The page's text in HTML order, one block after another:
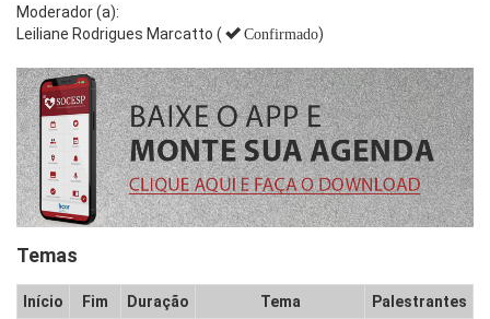
Moderador (a):
Leiliane Rodrigues Marcatto (
Confirmado)
Temas
Início Fim Duração Tema
Palestrantes